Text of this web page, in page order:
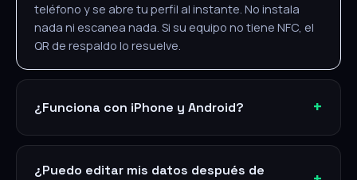
teléfono y se abre tu perfil al instante. No instala
nada ni escanea nada. Si su equipo no tiene NFC, el
QR de respaldo lo resuelve.
¿Funciona con iPhone y Android?
¿Puedo editar mis datos después de